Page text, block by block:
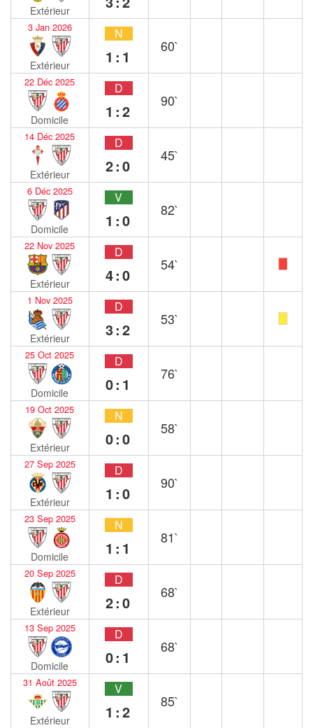
Extérieur
3 Jan 2026
Extérieur
N
1:1
60`
22 Déc 2025
Domicile
D
1:2
90`
14 Déc 2025
Extérieur
D
2:0
45`
6 Déc 2025
Domicile
V
1:0
82`
22 Nov 2025
Extérieur
D
4:0
54`
1 Nov 2025
Extérieur
D
3:2
53`
25 Oct 2025
Domicile
D
0:1
76`
19 Oct 2025
Extérieur
N
0:0
58`
27 Sep 2025
Extérieur
D
1:0
90`
23 Sep 2025
Domicile
N
1:1
81`
20 Sep 2025
Extérieur
D
2:0
68`
13 Sep 2025
Domicile
D
0:1
68`
31 Août 2025
Extérieur
V
1:2
85`